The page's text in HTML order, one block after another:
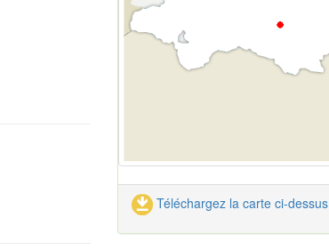
Téléchargez la carte ci-dessus